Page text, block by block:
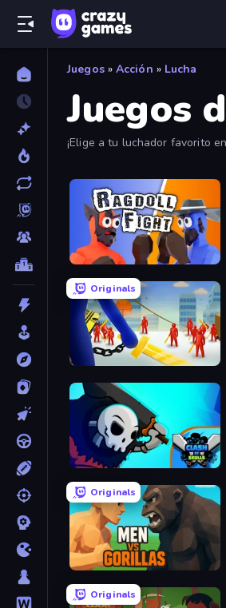
Juegos » Acción » Lucha
Juegos
¡Elige a tu luchador favorito
Ragdoll Fight
Originals
Slasher
Clash of Skulls
Originals
Men Vs Gorillas
Originals